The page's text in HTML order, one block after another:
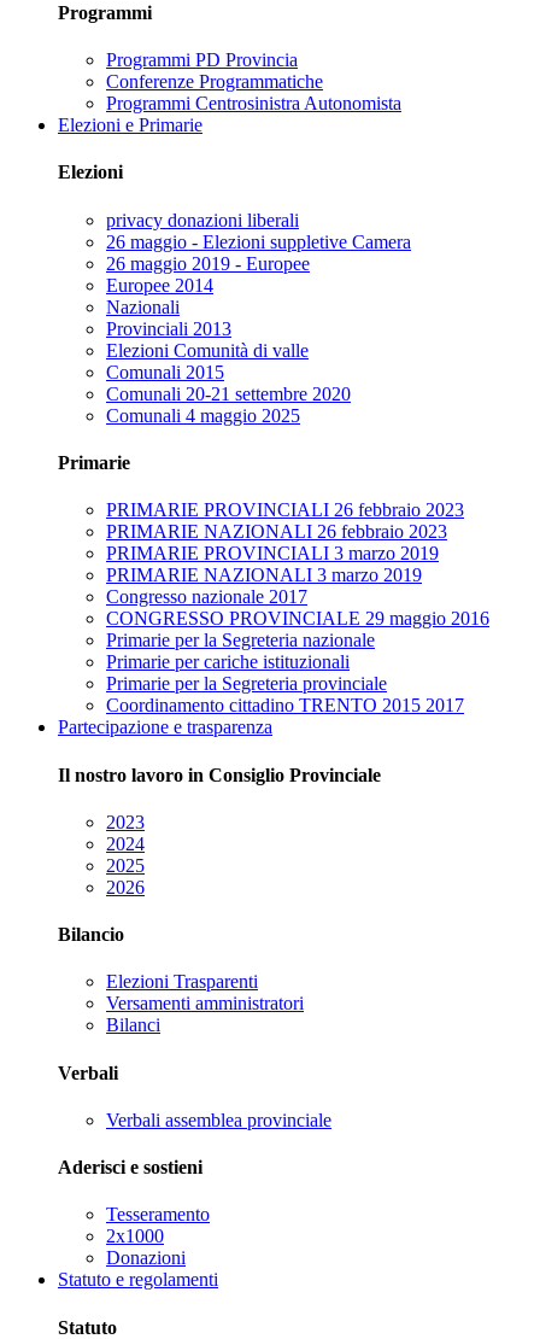
Programmi
Programmi PD Provincia
Conferenze Programmatiche
Programmi Centrosinistra Autonomista
Elezioni e Primarie
Elezioni
privacy donazioni liberali
26 maggio - Elezioni suppletive Camera
26 maggio 2019 - Europee
Europee 2014
Nazionali
Provinciali 2013
Elezioni Comunità di valle
Comunali 2015
Comunali 20-21 settembre 2020
Comunali 4 maggio 2025
Primarie
PRIMARIE PROVINCIALI 26 febbraio 2023
PRIMARIE NAZIONALI 26 febbraio 2023
PRIMARIE PROVINCIALI 3 marzo 2019
PRIMARIE NAZIONALI 3 marzo 2019
Congresso nazionale 2017
CONGRESSO PROVINCIALE 29 maggio 2016
Primarie per la Segreteria nazionale
Primarie per cariche istituzionali
Primarie per la Segreteria provinciale
Coordinamento cittadino TRENTO 2015 2017
Partecipazione e trasparenza
Il nostro lavoro in Consiglio Provinciale
2023
2024
2025
2026
Bilancio
Elezioni Trasparenti
Versamenti amministratori
Bilanci
Verbali
Verbali assemblea provinciale
Aderisci e sostieni
Tesseramento
2x1000
Donazioni
Statuto e regolamenti
Statuto